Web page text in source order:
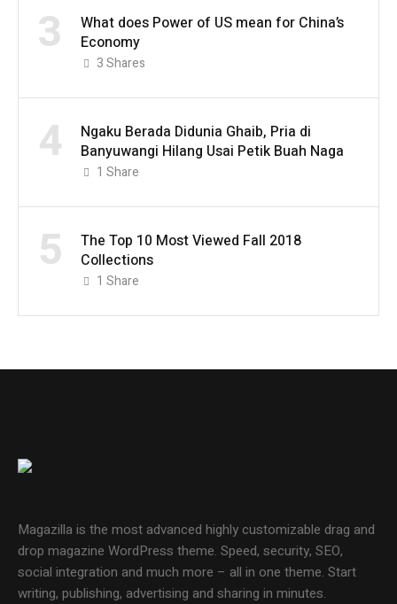
3
What does Power of US mean for China’s
Economy
3Shares
4
Ngaku Berada Didunia Ghaib, Pria di
Banyuwangi Hilang Usai Petik Buah Naga
1 Share
5
The Top 10 Most Viewed Fall 2018
Collections
1 Share
Magazilla is the most advanced highly customizable drag and
drop magazine WordPress theme. Speed, security, SEO,
social integration and much more – all in one theme. Start
writing, publishing, advertising and sharing in minutes.